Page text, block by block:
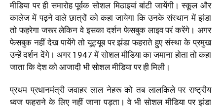
मीडिया पर ही समारोह पूर्वक सोशल मिठाइयां बांटी जायेंगी। स्कूल और
कालेज में पढ़ने वाले छात्रों को कहा जायेगा कि उनके संस्थान में झंडा
तो फहरेगा जरूर लेकिन वे इसका दर्शन फेसबुक लाइव परं करेंगे। अगर
फेसबुक नहीं देख पायेंगे तो यूट्यूब पर झंडा फहराते हुए संस्था के प्रमुख
उन्हें दर्शन देंगे। अगर 1947 में सोशल मीडिया का जमाना होता तो कहा
जाता कि देश को आजादी भी सोशल मीडिया पर ही मिली।
प्रथम प्रधानमंत्री जवाहर लाल नेहरू को तब लालकिले पर राष्ट्रीय
ध्वज फहराने के लिए नहीं जाना पड़ता। वे भी सोशल मीडिया पर झंडा